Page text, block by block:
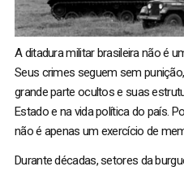
A ditadura militar brasileira não é
Seus crimes seguem sem
grande parte ocultos e suas
Estado e na vida política do país.
não é apenas um exercício de
Durante décadas, setores da